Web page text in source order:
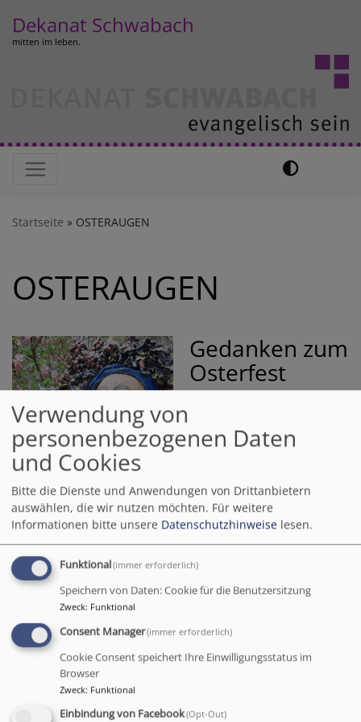
zum
Inhalt
Dekanat Schwabach
mitten im leben.
Hauptnavigation
Startseite OSTERAUGEN
OSTERAUGEN
Bildrechte H. Gröschel-Pickel
Gedanken zum
Osterfest
Schlaf und Müdigkeit aus
Frische spüren, aufleben und dem neuen Tag
entgegenblicken. Ein Morgenritual, das in den Dörfern
des italienischen Piemont am Ostermorgen zum
gemeinsamen Brauch geworden ist. Wenn zum ersten
Mal die Kirchenglocken läuten, rennen Kinder und
Erwachsene zum Dorfbrunnn. Dort schöpfen sie das
klare, kalte Wasser und waschen sich damit die Augen.
Man lacht, grüßt sich mit "Halleluja", manche beten
und bitten um "OSTERAUGEN".
DieTradition, die auch an anderen Orten Europas
gepflegt wird, bewahrt den Wunsch, die Welt und sich
Verwendung von
personenbezogenen Daten
und Cookies
Bitte die Dienste und Anwendungen von Drittanbietern
auswählen, die wir nutzen möchten. Für weitere
Informationen bitte unsere Datenschutzhinweise lesen.
Funktional(immer erforderlich)
Speichern von Daten: Cookie für die Benutzersitzung
Zweck: Funktional
Consent Manager(immer erforderlich)
Cookie Consent speichert Ihre Einwilligungsstatus im
Browser
Zweck: Funktional
Einbindung von Facebook(Opt-Out)